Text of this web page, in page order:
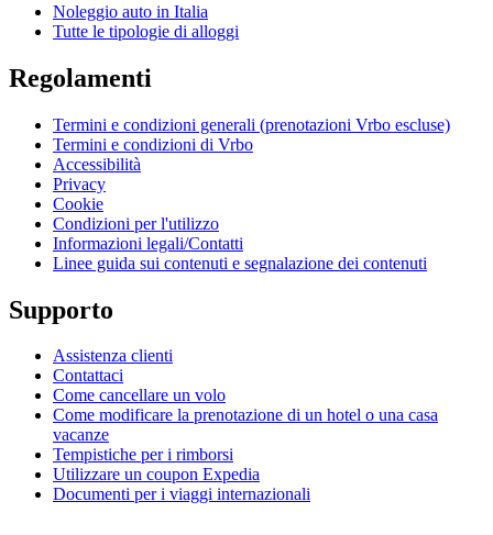
Noleggio auto in Italia
Tutte le tipologie di alloggi
Regolamenti
Termini e condizioni generali (prenotazioni Vrbo escluse)
Termini e condizioni di Vrbo
Accessibilità
Privacy
Cookie
Condizioni per l'utilizzo
Informazioni legali/Contatti
Linee guida sui contenuti e segnalazione dei contenuti
Supporto
Assistenza clienti
Contattaci
Come cancellare un volo
Come modificare la prenotazione di un hotel o una casa
vacanze
Tempistiche per i rimborsi
Utilizzare un coupon Expedia
Documenti per i viaggi internazionali